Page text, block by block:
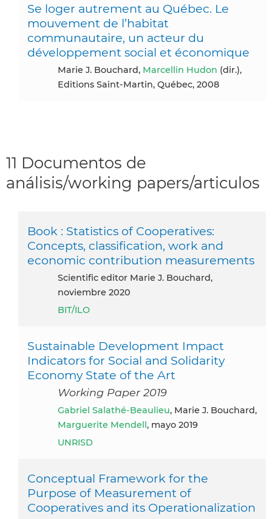
Se loger autrement au Québec. Le
mouvement de l’habitat
communautaire, un acteur du
développement social et économique
Marie J. Bouchard, Marcellin Hudon (dir.),
Editions Saint-Martin, Québec, 2008
11 Documentos de
análisis/working papers/articulos
Book : Statistics of Cooperatives:
Concepts, classification, work and
economic contribution measurements
Scientific editor Marie J. Bouchard,
noviembre 2020
BIT/ILO
Sustainable Development Impact
Indicators for Social and Solidarity
Economy State of the Art
Working Paper 2019
Gabriel Salathé-Beaulieu, Marie J. Bouchard,
Marguerite Mendell, mayo 2019
UNRISD
Conceptual Framework for the
Purpose of Measurement of
Cooperatives and its Operationalization